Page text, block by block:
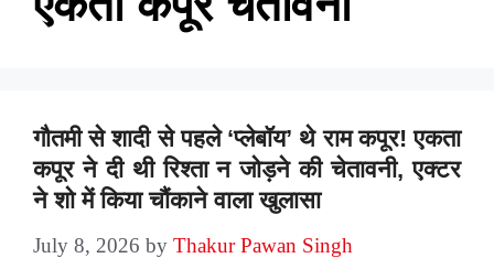
गौतमी से शादी से पहले ‘प्लेबॉय’ थे राम कपूर! एकता
कपूर ने दी थी रिश्ता न जोड़ने की चेतावनी, एक्टर
ने शो में किया चौंकाने वाला खुलासा
July 8, 2026 by Thakur Pawan Singh